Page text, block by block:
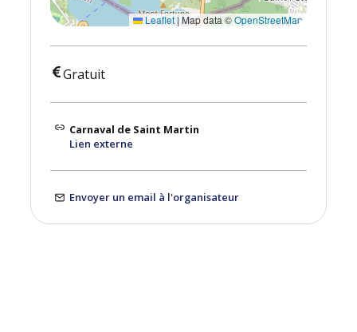
Leaflet|Map data ©OpenStreetMap
Gratuit
Carnaval de Saint Martin
Lien externe
Envoyer un email à l'organisateur